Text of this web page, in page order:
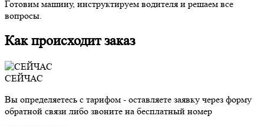
Готовим машину, инструктируем водителя и решаем все
вопросы.
Как происходит заказ
СЕЙЧАС
Вы определяетесь с тарифом - оставляете заявку через форму
обратной связи либо звоните на бесплатный номер